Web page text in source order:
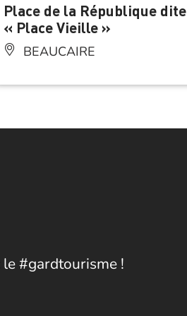
Place de la République dite
« Place Vieille »
BEAUCAIRE
#gardtourisme !